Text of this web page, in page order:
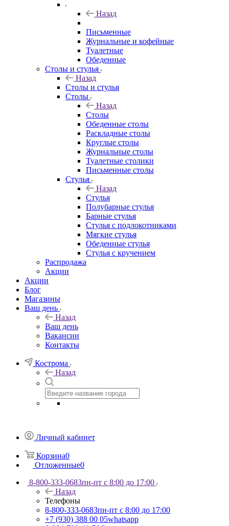
Назад
Письменные
Журнальные и кофейные
Туалетные
Обеденные
Столы и стулья
Назад
Столы и стулья
Столы
Назад
Столы
Обеденные столы
Раскладные столы
Круглые столы
Журнальные столы
Туалетные столики
Письменные столы
Стулья
Назад
Стулья
Полубарные стулья
Барные стулья
Стулья с подлокотниками
Мягкие стулья
Обеденные стулья
Стулья с кручением
Распродажа
Акции
Акции
Блог
Магазины
Ваш день
Назад
Ваш день
Вакансии
Контакты
Кострома
Назад
Личный кабинет
Корзина0
Отложенные0
8-800-333-0683пн-пт с 8:00 до 17:00
Назад
Телефоны
8-800-333-0683пн-пт с 8:00 до 17:00
+7 (930) 388 00 05whatsapp